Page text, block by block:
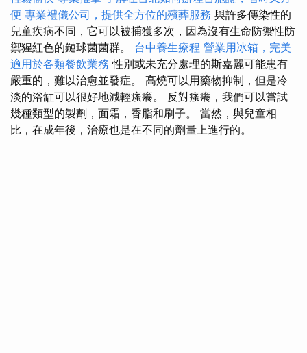
便 專業禮儀公司，提供全方位的殯葬服務 與許多傳染性的
兒童疾病不同，它可以被捕獲多次，因為沒有生命防禦性防
禦猩紅色的鏈球菌菌群。 台中養生療程 營業用冰箱，完美
適用於各類餐飲業務 性別或未充分處理的斯嘉麗可能患有
嚴重的，難以治愈並發症。 高燒可以用藥物抑制，但是冷
淡的浴缸可以很好地減輕瘙癢。 反對瘙癢，我們可以嘗試
幾種類型的製劑，面霜，香脂和刷子。 當然，與兒童相
比，在成年後，治療也是在不同的劑量上進行的。